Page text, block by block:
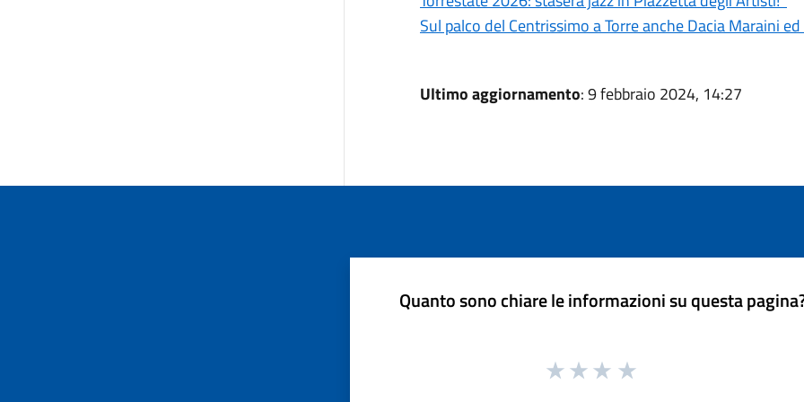
Sul palco del Centrissimo a Torre anche Dacia Maraini
Ultimo aggiornamento: 9 febbraio 2024, 14:27
Quanto sono chiare le informazioni su questa